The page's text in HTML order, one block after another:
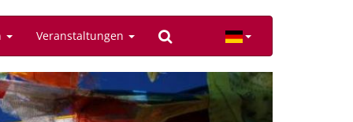
Veranstaltungen
Next